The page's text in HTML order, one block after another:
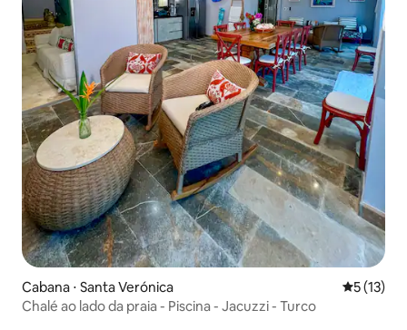
Cabana ⋅ Santa Verónica 5 de uma
5 (13)
Chalé ao lado da praia - Piscina - Jacuzzi - Turco